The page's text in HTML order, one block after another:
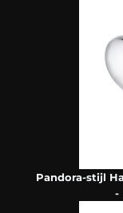
Pandora-stijl
-